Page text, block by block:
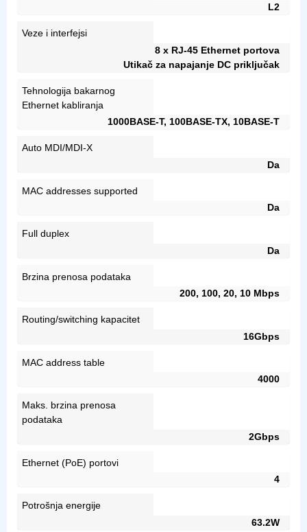
L2
Veze i interfejsi
8 x RJ-45 Ethernet portova
Utikač za napajanje DC priključak
Tehnologija bakarnog
Ethernet kabliranja
1000BASE-T, 100BASE-TX, 10BASE-T
Auto MDI/MDI-X
Da
MAC addresses supported
Da
Full duplex
Da
Brzina prenosa podataka
200, 100, 20, 10 Mbps
Routing/switching kapacitet
16Gbps
MAC address table
4000
Maks. brzina prenosa
podataka
2Gbps
Ethernet (PoE) portovi
4
Potrošnja energije
63.2W